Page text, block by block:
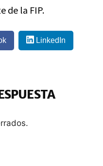
de la FIP.
LinkedIn